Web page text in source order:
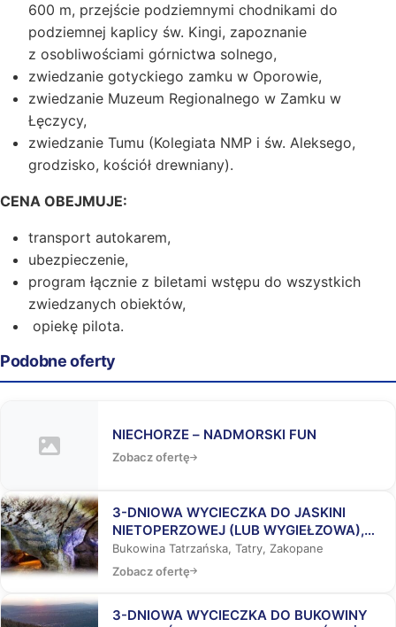
600 m, przejście podziemnymi chodnikami do
podziemnej kaplicy św. Kingi, zapoznanie
z osobliwościami górnictwa solnego,
zwiedzanie gotyckiego zamku w Oporowie,
zwiedzanie Muzeum Regionalnego w Zamku w
Łęczycy,
zwiedzanie Tumu (Kolegiata NMP i św. Aleksego,
grodzisko, kościół drewniany).
CENA OBEJMUJE:
transport autokarem,
ubezpieczenie,
program łącznie z biletami wstępu do wszystkich
zwiedzanych obiektów,
opiekę pilota.
Podobne oferty
NIECHORZE – NADMORSKI FUN
Zobacz ofertę
3-DNIOWA WYCIECZKA DO JASKINI
NIETOPERZOWEJ (LUB WYGIEŁZOWA),
BUKOWINY TATRZAŃSKIEJ I
ZAKOPANEGO
Bukowina Tatrzańska, Tatry, Zakopane
Zobacz ofertę
3-DNIOWA WYCIECZKA DO BUKOWINY